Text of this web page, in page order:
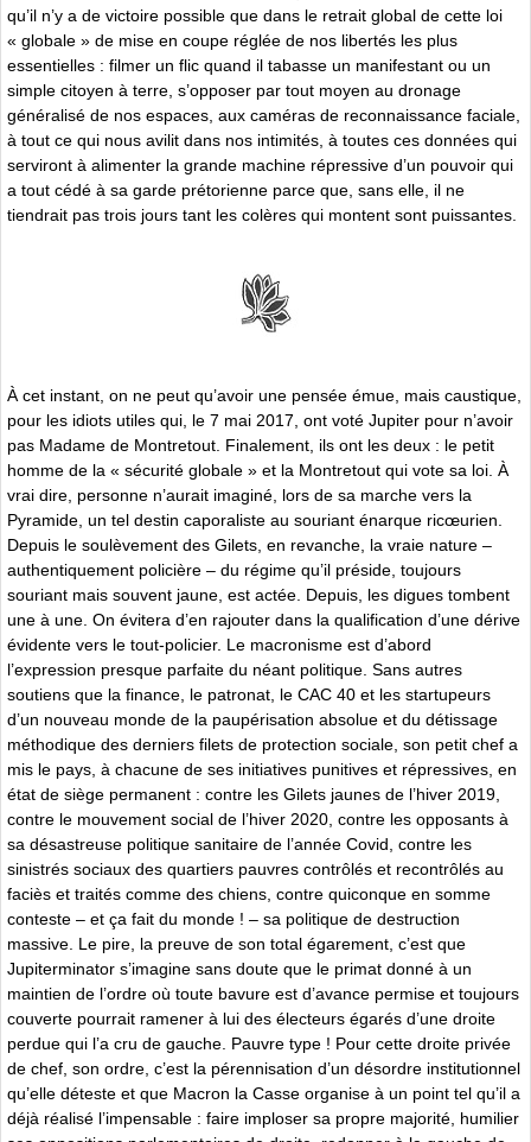
qu’il n’y a de victoire possible que dans le retrait global de cette loi
« globale » de mise en coupe réglée de nos libertés les plus
essentielles : filmer un flic quand il tabasse un manifestant ou un
simple citoyen à terre, s’opposer par tout moyen au dronage
généralisé de nos espaces, aux caméras de reconnaissance faciale,
à tout ce qui nous avilit dans nos intimités, à toutes ces données qui
serviront à alimenter la grande machine répressive d’un pouvoir qui
a tout cédé à sa garde prétorienne parce que, sans elle, il ne
tiendrait pas trois jours tant les colères qui montent sont puissantes.
À cet instant, on ne peut qu’avoir une pensée émue, mais caustique,
pour les idiots utiles qui, le 7 mai 2017, ont voté Jupiter pour n’avoir
pas Madame de Montretout. Finalement, ils ont les deux : le petit
homme de la « sécurité globale » et la Montretout qui vote sa loi. À
vrai dire, personne n’aurait imaginé, lors de sa marche vers la
Pyramide, un tel destin caporaliste au souriant énarque ricœurien.
Depuis le soulèvement des Gilets, en revanche, la vraie nature –
authentiquement policière – du régime qu’il préside, toujours
souriant mais souvent jaune, est actée. Depuis, les digues tombent
une à une. On évitera d’en rajouter dans la qualification d’une dérive
évidente vers le tout-policier. Le macronisme est d’abord
l’expression presque parfaite du néant politique. Sans autres
soutiens que la finance, le patronat, le CAC 40 et les startupeurs
d’un nouveau monde de la paupérisation absolue et du détissage
méthodique des derniers filets de protection sociale, son petit chef a
mis le pays, à chacune de ses initiatives punitives et répressives, en
état de siège permanent : contre les Gilets jaunes de l’hiver 2019,
contre le mouvement social de l’hiver 2020, contre les opposants à
sa désastreuse politique sanitaire de l’année Covid, contre les
sinistrés sociaux des quartiers pauvres contrôlés et recontrôlés au
faciès et traités comme des chiens, contre quiconque en somme
conteste – et ça fait du monde ! – sa politique de destruction
massive. Le pire, la preuve de son total égarement, c’est que
Jupiterminator s’imagine sans doute que le primat donné à un
maintien de l’ordre où toute bavure est d’avance permise et toujours
couverte pourrait ramener à lui des électeurs égarés d’une droite
perdue qui l’a cru de gauche. Pauvre type ! Pour cette droite privée
de chef, son ordre, c’est la pérennisation d’un désordre institutionnel
qu’elle déteste et que Macron la Casse organise à un point tel qu’il a
déjà réalisé l’impensable : faire imploser sa propre majorité, humilier